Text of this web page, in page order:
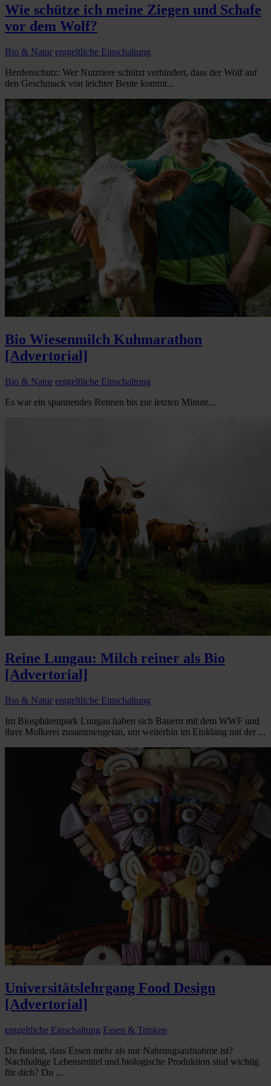
Wie schütze ich meine Ziegen und Schafe
vor dem Wolf?
Bio & Natur entgeltliche Einschaltung
Herdenschutz: Wer Nutztiere schützt verhindert, dass der Wolf auf
den Geschmack von leichter Beute kommt...
Bio Wiesenmilch Kuhmarathon
[Advertorial]
Bio & Natur entgeltliche Einschaltung
Es war ein spannendes Rennen bis zur letzten Minute...
Reine Lungau: Milch reiner als Bio
[Advertorial]
Bio & Natur entgeltliche Einschaltung
Im Biosphärenpark Lungau haben sich Bauern mit dem WWF und
ihrer Molkerei zusammengetan, um weiterhin im Einklang mit der ...
Universitätslehrgang Food Design
[Advertorial]
entgeltliche Einschaltung Essen & Trinken
Du findest, dass Essen mehr als nur Nahrungsaufnahme ist?
Nachhaltige Lebensmittel und biologische Produktion sind wichtig
für dich? Du ...